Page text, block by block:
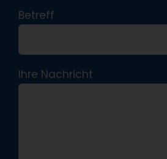
Betreff
Ihre Nachricht